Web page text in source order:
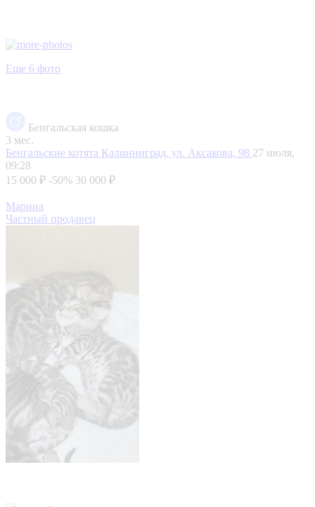
Еще 6 фото
Бенгальская кошка
3 мес.
Бенгальские котята Калининград, ул. Аксакова, 98 27 июля,
09:28
15 000 ₽ -50% 30 000 ₽
Марина
Частный продавец